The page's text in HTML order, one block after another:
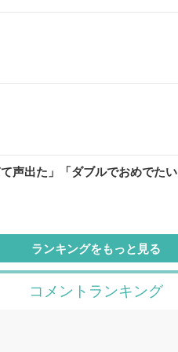
声出た」「ダブルでおめでた
ランキングをもっと見る